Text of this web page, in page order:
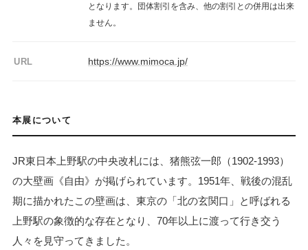
となります。団体割引を含み、他の割引との併用は出来
ません。
URL https://www.mimoca.jp/
本展について
JR東日本上野駅の中央改札には、猪熊弦一郎（1902-1993）
の大壁画《自由》が掲げられています。1951年、戦後の混乱
期に描かれたこの壁画は、東京の「北の玄関口」と呼ばれる
上野駅の象徴的な存在となり、70年以上に渡って行き交う
人々を見守ってきました。